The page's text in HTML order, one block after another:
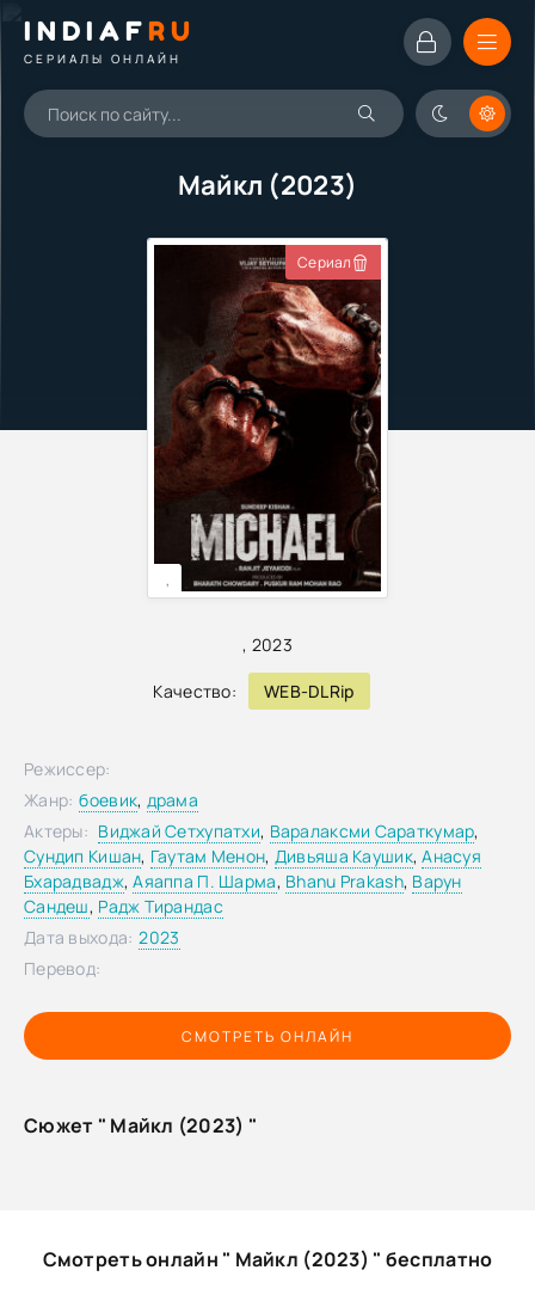
INDIAFRU
СЕРИАЛЫ ОНЛАЙН
Майкл (2023)
, 2023
Качество: WEB-DLRip
Сериал
,
СМОТРЕТЬ ОНЛАЙН
Режиссер:
Жанр: боевик, драма
Актеры: Виджай Сетхупатхи, Варалаксми Сараткумар,
Сундип Кишан, Гаутам Менон, Дивьяша Каушик,Анасуя
Бхарадвадж,Аяаппа П. Шарма, Bhanu Prakash, Варун
Сандеш, Радж Тирандас
Дата выхода: 2023
Перевод:
Сюжет " Майкл (2023) "
Смотреть онлайн " Майкл (2023) " бесплатно